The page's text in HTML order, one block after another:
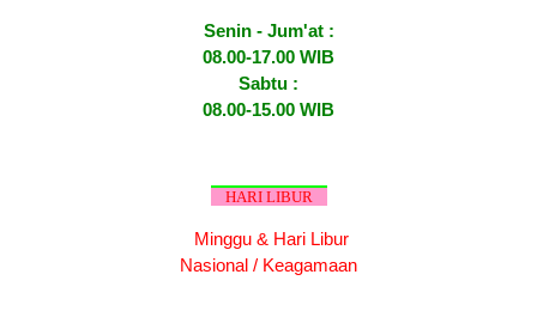
Senin - Jum'at :
08.00-17.00 WIB
Sabtu :
08.00-15.00 WIB
HARI LIBUR
Minggu & Hari Libur
Nasional / Keagamaan